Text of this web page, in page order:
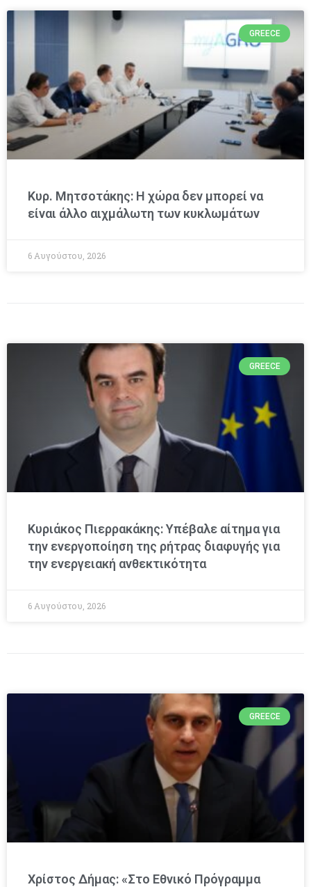
GREECE
Κυρ. Μητσοτάκης: Η χώρα δεν μπορεί να
είναι άλλο αιχμάλωτη των κυκλωμάτων
6 Αυγούστου, 2026
GREECE
Κυριάκος Πιερρακάκης: Υπέβαλε αίτημα για
την ενεργοποίηση της ρήτρας διαφυγής για
την ενεργειακή ανθεκτικότητα
6 Αυγούστου, 2026
GREECE
Χρίστος Δήμας: «Στο Εθνικό Πρόγραμμα